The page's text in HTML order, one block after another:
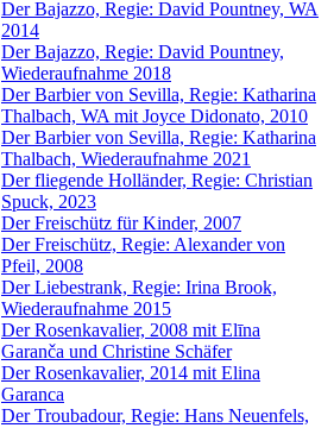
Der Bajazzo, Regie: David Pountney, WA
2014
Der Bajazzo, Regie: David Pountney,
Wiederaufnahme 2018
Der Barbier von Sevilla, Regie: Katharina
Thalbach, WA mit Joyce Didonato, 2010
Der Barbier von Sevilla, Regie: Katharina
Thalbach, Wiederaufnahme 2021
Der fliegende Holländer, Regie: Christian
Spuck, 2023
Der Freischütz für Kinder, 2007
Der Freischütz, Regie: Alexander von
Pfeil, 2008
Der Liebestrank, Regie: Irina Brook,
Wiederaufnahme 2015
Der Rosenkavalier, 2008 mit Elīna
Garanča und Christine Schäfer
Der Rosenkavalier, 2014 mit Elina
Garanca
Der Troubadour, Regie: Hans Neuenfels,